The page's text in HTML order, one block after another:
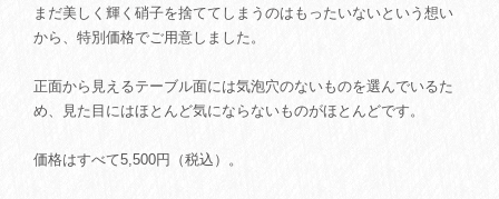
まだ美しく輝く硝子を捨ててしまうのはもったいないという想い
から、特別価格でご用意しました。
正面から見えるテーブル面には気泡穴のないものを選んでいるた
め、見た目にはほとんど気にならないものがほとんどです。
価格はすべて5,500円（税込）。